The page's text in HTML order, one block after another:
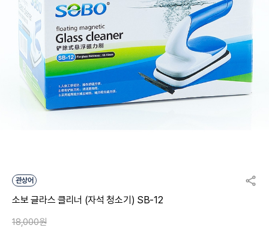
관상어
소보 글라스 클리너 (자석 청소기) SB-12
18,000원